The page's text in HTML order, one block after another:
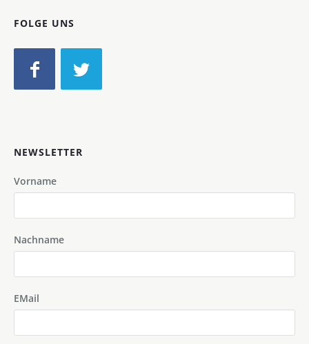
FOLGE UNS
NEWSLETTER
Vorname
Nachname
EMail